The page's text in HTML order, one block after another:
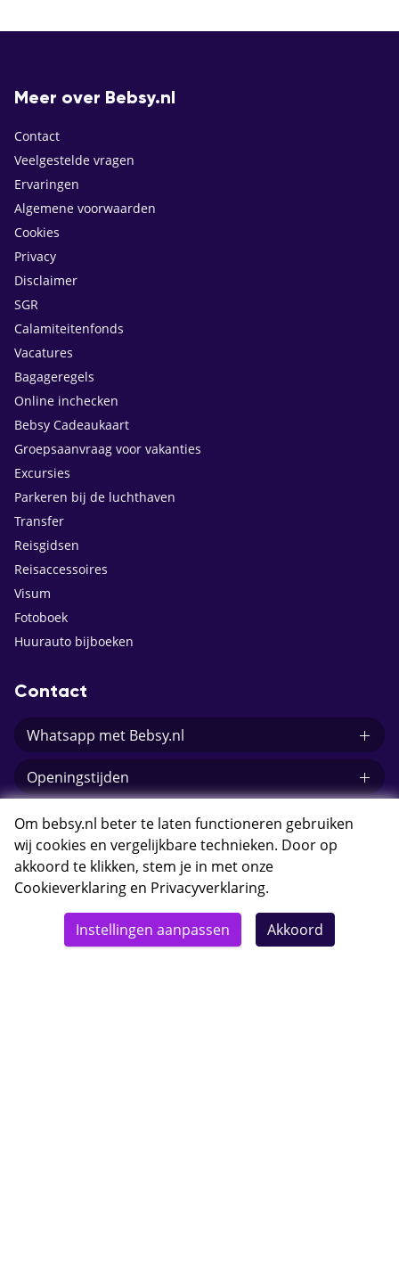
Meer over Bebsy.nl
Contact
Veelgestelde vragen
Ervaringen
Algemene voorwaarden
Cookies
Privacy
Disclaimer
SGR
Calamiteitenfonds
Vacatures
Bagageregels
Online inchecken
Bebsy Cadeaukaart
Groepsaanvraag voor vakanties
Excursies
Parkeren bij de luchthaven
Transfer
Reisgidsen
Reisaccessoires
Visum
Fotoboek
Huurauto bijboeken
Contact
Whatsapp met Bebsy.nl
Openingstijden
E-mail Bebsy.nl
© 2026 Bebsy.nl
Om bebsy.nl beter te laten functioneren gebruiken
wij cookies en vergelijkbare technieken. Door op
akkoord te klikken, stem je in met onze
Cookieverklaring en Privacyverklaring.
Instellingen aanpassen Akkoord